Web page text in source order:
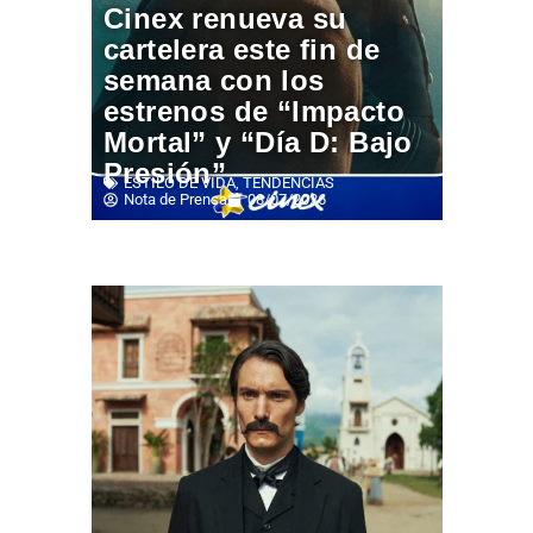
Cinex renueva su
cartelera este fin de
semana con los
estrenos de “Impacto
Mortal” y “Día D: Bajo
Presión”
ESTILO DE VIDA,TENDENCIAS
Nota de Prensa
08/07/2026